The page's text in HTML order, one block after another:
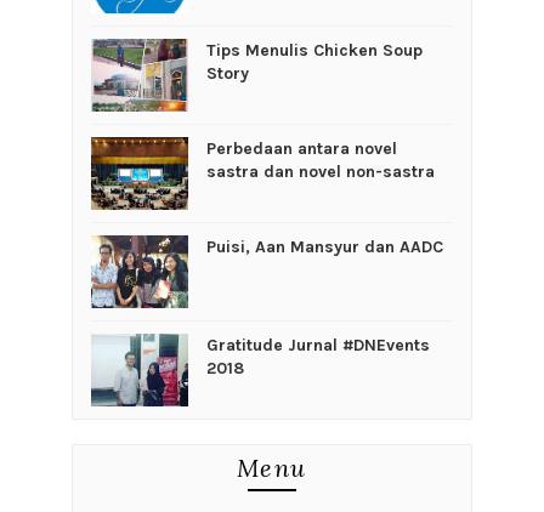
Tips Menulis Chicken Soup
Story
Perbedaan antara novel
sastra dan novel non-sastra
Puisi, Aan Mansyur dan AADC
Gratitude Jurnal #DNEvents
2018
Menu